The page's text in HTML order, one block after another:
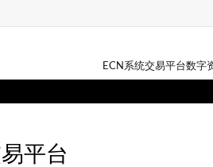
ECN系统交易平台数字
平台